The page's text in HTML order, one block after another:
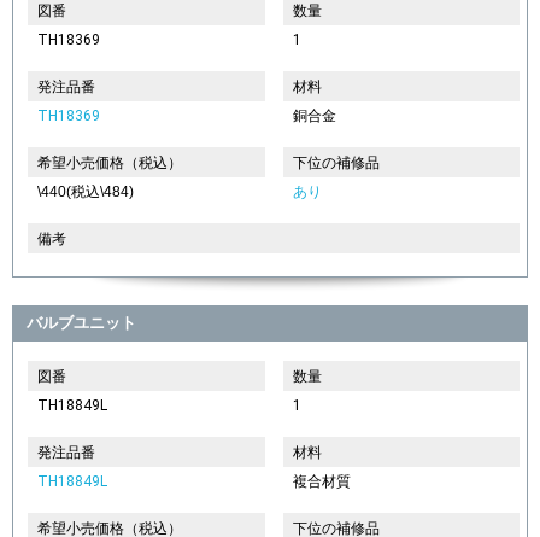
図番
TH18369
数量
1
発注品番
TH18369
材料
銅合金
希望小売価格（税込）
\440(税込\484)
下位の補修品
あり
備考
バルブユニット
図番
TH18849L
数量
1
発注品番
TH18849L
材料
複合材質
希望小売価格（税込）
下位の補修品